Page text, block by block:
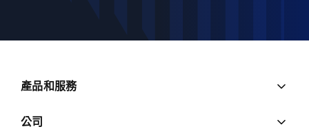
產品和服務
公司